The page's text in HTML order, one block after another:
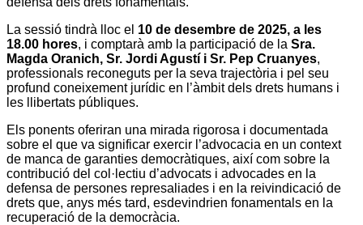
La sessió tindrà lloc el 10 de desembre de 2025, a les
18.00 hores, i comptarà amb la participació de la Sra.
Magda Oranich, Sr. Jordi Agustí i Sr. Pep Cruanyes,
professionals reconeguts per la seva trajectòria i pel seu
profund coneixement jurídic en l’àmbit dels drets humans i
les llibertats públiques.
Els ponents oferiran una mirada rigorosa i documentada
sobre el que va significar exercir l’advocacia en un context
de manca de garanties democràtiques, així com sobre la
contribució del col·lectiu d’advocats i advocades en la
defensa de persones represaliades i en la reivindicació de
drets que, anys més tard, esdevindrien fonamentals en la
recuperació de la democràcia.